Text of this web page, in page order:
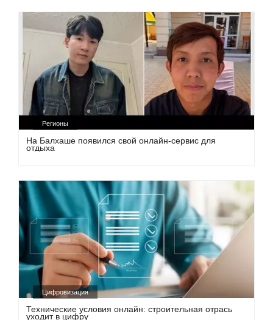
Регионы
На Балхаше появился свой онлайн-сервис для
отдыха
Цифровизация
Технические условия онлайн: строительная отрась
уходит в цифру